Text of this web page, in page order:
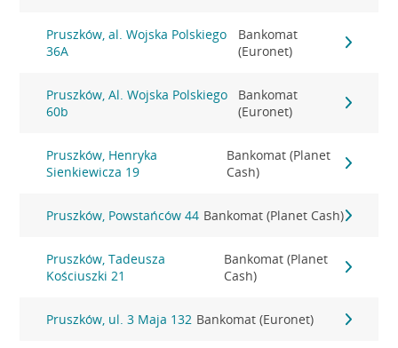
Pruszków, al. Wojska Polskiego
36A
Bankomat
(Euronet)
Pruszków, Al. Wojska Polskiego
60b
Bankomat
(Euronet)
Pruszków, Henryka
Sienkiewicza 19
Bankomat (Planet
Cash)
Pruszków, Powstańców 44 Bankomat (Planet Cash)
Pruszków, Tadeusza
Kościuszki 21
Bankomat (Planet
Cash)
Pruszków, ul. 3 Maja 132 Bankomat (Euronet)